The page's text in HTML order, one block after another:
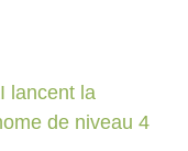
lancent la
de niveau 4